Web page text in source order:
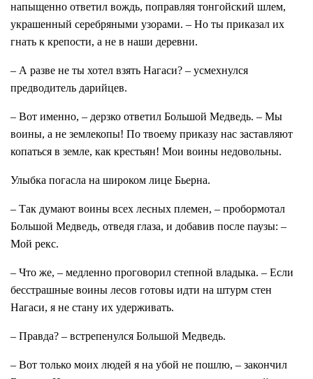
напыщенно ответил вождь, поправляя тонгойский шлем,
украшенный серебряными узорами. – Но ты приказал их
гнать к крепости, а не в наши деревни.
– А разве не ты хотел взять Нагаси? – усмехнулся
предводитель дарийцев.
– Вот именно, – дерзко ответил Большой Медведь. – Мы
воины, а не землекопы! По твоему приказу нас заставляют
копаться в земле, как крестьян! Мои воины недовольны.
Улыбка погасла на широком лице Бьерна.
– Так думают воины всех лесных племен, – пробормотал
Большой Медведь, отведя глаза, и добавив после паузы: –
Мой рекс.
– Что же, – медленно проговорил степной владыка. – Если
бесстрашные воины лесов готовы идти на штурм стен
Нагаси, я не стану их удерживать.
– Правда? – встрепенулся Большой Медведь.
– Вот только моих людей я на убой не пошлю, – закончил